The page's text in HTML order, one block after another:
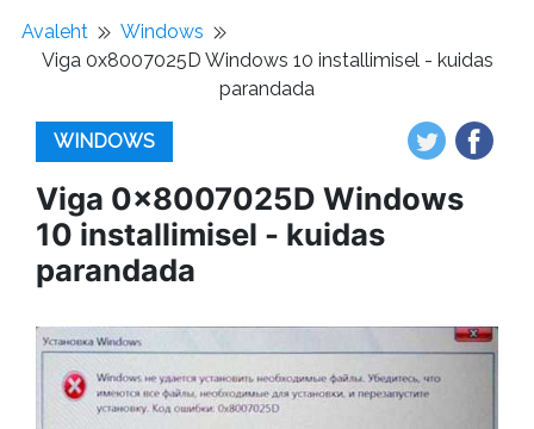
Avaleht
Windows
Viga 0x8007025D Windows 10 installimisel - kuidas
parandada
WINDOWS
Viga 0x8007025D Windows
10 installimisel - kuidas
parandada